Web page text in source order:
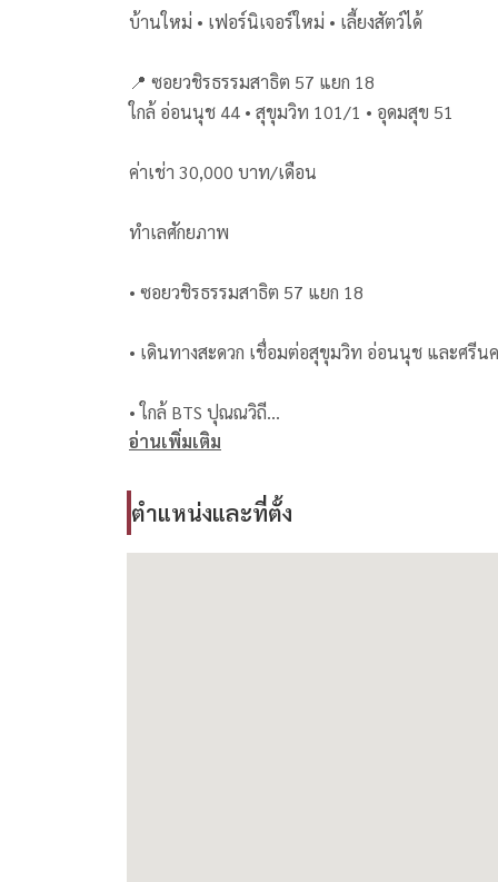
บ้านใหม่ • เฟอร์นิเจอร์ใหม่ • เลี้ยงสัตว์ได้
📍 ซอยวชิรธรรมสาธิต 57 แยก 18
ใกล้ อ่อนนุช 44 • สุขุมวิท 101/1 • อุดมสุข 51
ค่าเช่า 30,000 บาท/เดือน
ทำเลศักยภาพ
• ซอยวชิรธรรมสาธิต 57 แยก 18
• เดินทางสะดวก เชื่อมต่อสุขุมวิท อ่อนนุช และศรีน
• ใกล้ BTS ปุณณวิถี
• รายล้อมด้วยศูนย์การค้า โรงเรียนนานาชาติ และสิ่
อ่านเพิ่มเติม
ตำแหน่งและที่ตั้ง